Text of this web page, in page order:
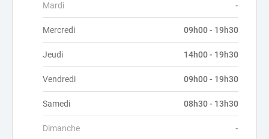
Mardi -
Mercredi 09h00 - 19h30
Jeudi 14h00 - 19h30
Vendredi 09h00 - 19h30
Samedi 08h30 - 13h30
Dimanche -